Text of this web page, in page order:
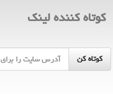
كوتاه كننده لینك